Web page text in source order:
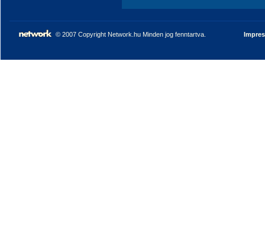
© 2007 Copyright Network.hu Minden jog fenntartva.